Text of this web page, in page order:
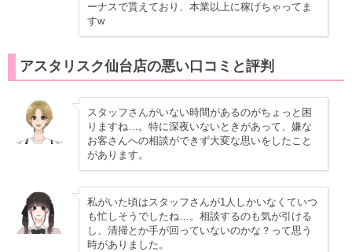
ーナスで貰えており、本業以上に稼げちゃってま
すw
アスタリスク仙台店の悪い口コミと評判
スタッフさんがいない時間があるのがちょっと困
りますね…。特に深夜いないときがあって、嫌な
お客さんへの相談ができず大変な思いをしたこと
があります。
私がいた頃はスタッフさんが1人しかいなくていつ
も忙しそうでしたね…。相談するのも気が引ける
し、清掃とか手が回っていないのかな？って思う
時がありました。